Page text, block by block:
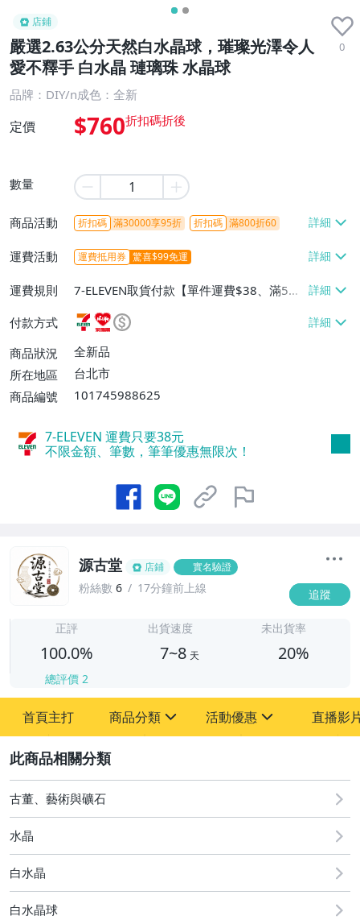
店鋪
嚴選2.63公分天然白水晶球，璀璨光澤令人
愛不釋手 白水晶 璉璃珠 水晶球
0
品牌：DIY/n成色：全新
定價 $760
數量
商品活動 折扣碼 滿30000享95折 折扣碼 滿800折60
運費活動 運費抵用券 驚喜$99免運
運費規則
7-ELEVEN取貨付款【單件運費$38、滿5件
或消費滿$1298免運費】、7-ELEVEN取貨
不付款【免運費】、萊爾富取貨付款【單件
運費$60、滿5件或消費滿$1298免運
費】、宅配/貨運【單件運費$120、滿5件
付款方式
商品狀況
全新品
所在地區
台北市
商品編號
101745988625
7-ELEVEN 運費只要38元
不限金額、筆數，筆筆優惠無限次！
源古堂 店鋪 實名驗證
粉絲數 6 17分鐘前上線 追蹤
正評
100.0%
總評價 2
出貨速度
7~8 天
未出貨率
20%
首頁主打 商品分類
其它
活動優惠
[全店] 周年慶
[全店] 粉絲專享
直播影
古董、藝術與礦石
水晶
白水晶
白水晶球